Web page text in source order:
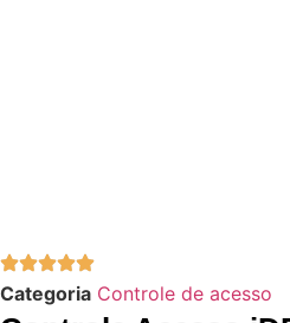
Categoria Controle de acesso